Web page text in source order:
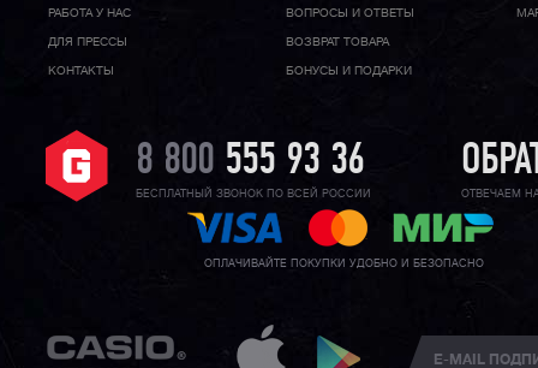
РАБОТА У НАС
ДЛЯ ПРЕССЫ
КОНТАКТЫ
ВОПРОСЫ И ОТВЕТЫ
ВОЗВРАТ ТОВАРА
БОНУСЫ И ПОДАРКИ
8 800 555 93 36
БЕСПЛАТНЫЙ ЗВОНОК ПО ВСЕЙ РОССИИ ОТВЕЧАЕМ
ОПЛАЧИВАЙТЕ ПОКУПКИ УДОБНО И БЕЗОПАСНО